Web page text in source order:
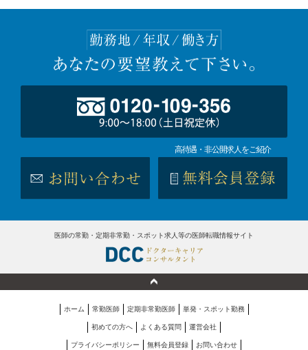
高待遇・非公開求人をご紹介
医師の常勤・定期非常勤・スポット求人等の医師転職情報サイト
ホーム 常勤医師 定期非常勤医師 単発・スポット勤務
初めての方へ よくある質問 運営会社
プライバシーポリシー 無料会員登録 お問い合わせ